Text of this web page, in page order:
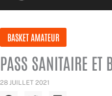
BASKET AMATEUR
PASS SANITAIRE ET
28 JUILLET 2021